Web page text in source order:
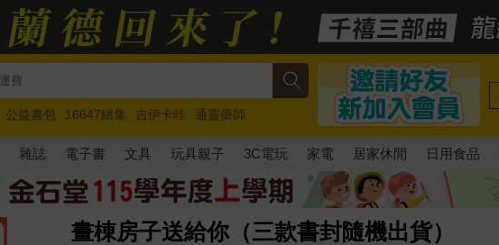
公益書包 16647續集 吉伊卡哇
通靈藥師
馬斯克 玩具總動員5 超慢跑
雜誌 電子書 文具 玩具親子 3C電玩 家電 居家休閒 日用食品
畫棟房子送給你（三款書封隨機出貨）